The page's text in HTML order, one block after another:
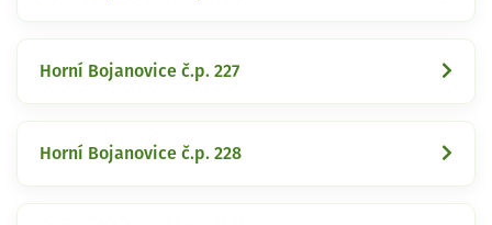
Horní Bojanovice č.p. 227
Horní Bojanovice č.p. 228